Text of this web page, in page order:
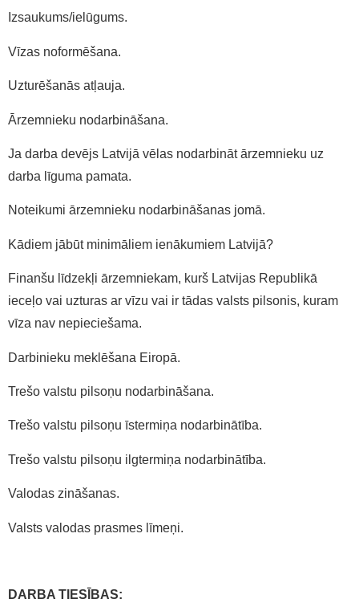
Izsaukums/ielūgums.
Vīzas noformēšana.
Uzturēšanās atļauja.
Ārzemnieku nodarbināšana.
Ja darba devējs Latvijā vēlas nodarbināt ārzemnieku uz
darba līguma pamata.
Noteikumi ārzemnieku nodarbināšanas jomā.
Kādiem jābūt minimāliem ienākumiem Latvijā?
Finanšu līdzekļi ārzemniekam, kurš Latvijas Republikā
ieceļo vai uzturas ar vīzu vai ir tādas valsts pilsonis, kuram
vīza nav nepieciešama.
Darbinieku meklēšana Eiropā.
Trešo valstu pilsoņu nodarbināšana.
Trešo valstu pilsoņu īstermiņa nodarbinātība.
Trešo valstu pilsoņu ilgtermiņa nodarbinātība.
Valodas zināšanas.
Valsts valodas prasmes līmeņi.
DARBA TIESĪBAS: